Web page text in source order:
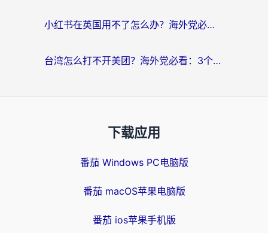
小红书在英国用不了怎么办？海外党必看的回国加速解决方案
台湾怎么打不开美团？海外党必看：3个实用技巧解决国内App地区限制难题
下载应用
番茄 Windows PC电脑版
番茄 macOS苹果电脑版
番茄 ios苹果手机版